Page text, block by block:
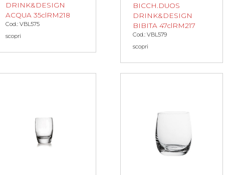
DRINK&DESIGN
ACQUA 35clRM218
Cod.: VBL575
scopri
BICCH.DUOS
DRINK&DESIGN
BIBITA 47clRM217
Cod.: VBL579
scopri